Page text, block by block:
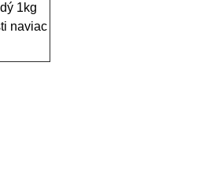
1kg
naviac